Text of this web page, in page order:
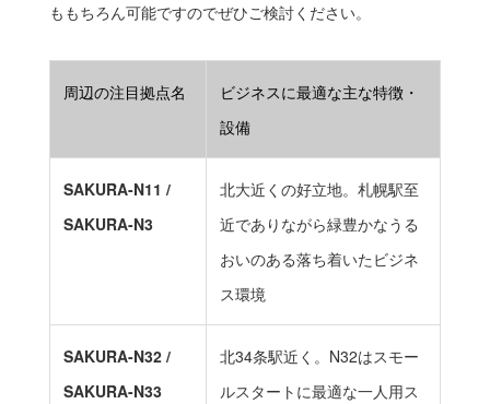
ももちろん可能ですのでぜひご検討ください。
周辺の注目拠点名
ビジネスに最適な主な特徴・
設備
SAKURA-N11 /
SAKURA-N3
北大近くの好立地。札幌駅至
近でありながら緑豊かなうる
おいのある落ち着いたビジネ
ス環境
SAKURA-N32 /
SAKURA-N33
北34条駅近く。N32はスモー
ルスタートに最適な一人用ス